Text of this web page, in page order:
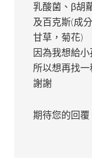
乳酸菌、β胡
及百克斯(成
甘草，菊花)
因為我想給
所以想再找
謝謝
期待您的回覆